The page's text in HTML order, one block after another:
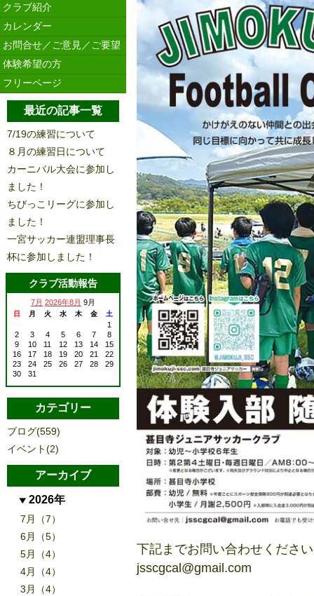
下記までお問い合わせください
jsscgcal@gmail.com
クラブ紹介
カレンダー
お問合せ／ご意見／ご要望
体験希望の方
フリーページ
最近の記事一覧
7/19の練習について
８月の練習日について
カーニバル大会に参加し
ました！
ちびっこリーグに参加し
ました！
一宮サッカー連盟理事長
杯に参加しました！
クラブ活動報告
7月 2026年8月 9月
日 月 火 水 木 金 土
1
2
3 4 5 6 7
8
9
10 11 12 13 14
15
16
17 18 19 20 21
22
23
24 25 26 27 28
29
30
31
カテゴリー
ブログ(559)
イベント(2)
アーカイブ
2026年
7月（7）
6月（5）
5月（4）
4月（4）
3月（4）